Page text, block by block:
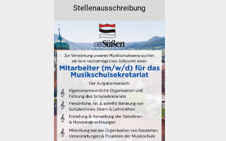
Ausschreibung
Ausschreibung
Beschränkte
Ausschreibung
Freihändige Vergabe
Gewerbeverzeichnis
Stellenausschreibung